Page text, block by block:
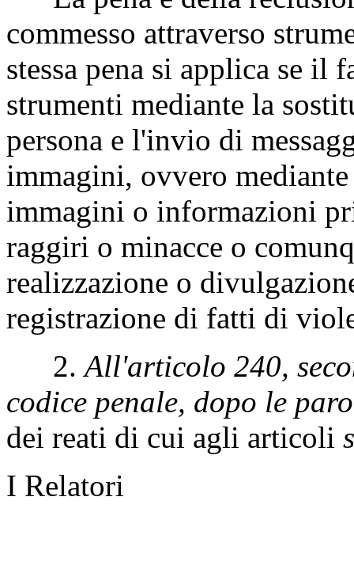
commesso attraverso
stessa pena si applica se il
strumenti mediante la
persona e l'invio di
immagini, ovvero
immagini o informazioni
raggiri o minacce o
realizzazione o
registrazione di fatti di
2. All'articolo 240,
codice penale, dopo le
dei reati di cui agli articoli
I Relatori